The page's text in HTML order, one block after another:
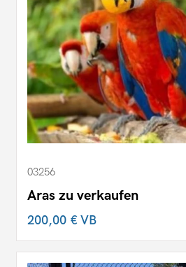
03256
Aras zu verkaufen
200,00 €VB